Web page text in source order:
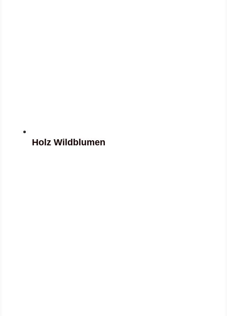
Holz Wildblumen